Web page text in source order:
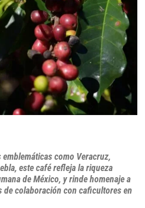
como Veracruz,
este café refleja la riqueza
de México, y rinde homenaje a
de colaboración con caficultores en